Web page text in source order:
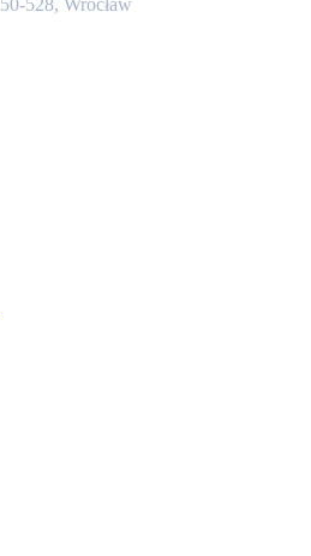
50-528, Wrocław